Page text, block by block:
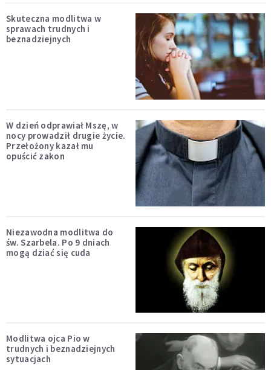
Skuteczna modlitwa w
sprawach trudnych i
beznadziejnych
W dzień odprawiał Mszę, w
nocy prowadził drugie życie.
Przełożony kazał mu
opuścić zakon
Niezawodna modlitwa do
św. Szarbela. Po 9 dniach
mogą dziać się cuda
Modlitwa ojca Pio w
trudnych i beznadziejnych
sytuacjach